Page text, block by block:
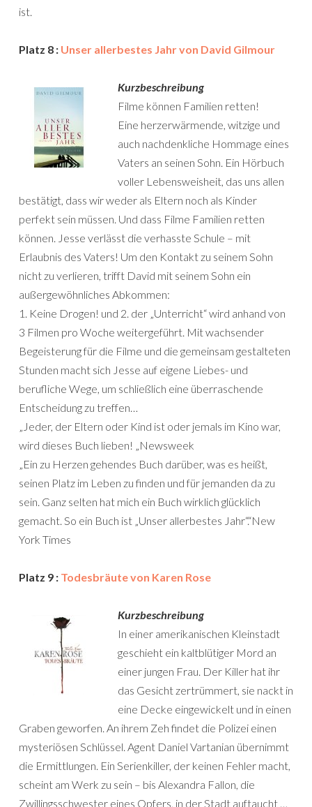
ist.
Platz 8 : Unser allerbestes Jahr von David Gilmour
Kurzbeschreibung
Filme können Familien retten!
Eine herzerwärmende, witzige und
auch nachdenkliche Hommage eines
Vaters an seinen Sohn. Ein Hörbuch
voller Lebensweisheit, das uns allen
bestätigt, dass wir weder als Eltern noch als Kinder
perfekt sein müssen. Und dass Filme Familien retten
können. Jesse verlässt die verhasste Schule – mit
Erlaubnis des Vaters! Um den Kontakt zu seinem Sohn
nicht zu verlieren, trifft David mit seinem Sohn ein
außergewöhnliches Abkommen:
1. Keine Drogen! und 2. der „Unterricht“ wird anhand von
3 Filmen pro Woche weitergeführt. Mit wachsender
Begeisterung für die Filme und die gemeinsam gestalteten
Stunden macht sich Jesse auf eigene Liebes- und
berufliche Wege, um schließlich eine überraschende
Entscheidung zu treffen…
„Jeder, der Eltern oder Kind ist oder jemals im Kino war,
wird dieses Buch lieben! „Newsweek
„Ein zu Herzen gehendes Buch darüber, was es heißt,
seinen Platz im Leben zu finden und für jemanden da zu
sein. Ganz selten hat mich ein Buch wirklich glücklich
gemacht. So ein Buch ist „Unser allerbestes Jahr“.“New
York Times
Platz 9 : Todesbräute von Karen Rose
Kurzbeschreibung
In einer amerikanischen Kleinstadt
geschieht ein kaltblütiger Mord an
einer jungen Frau. Der Killer hat ihr
das Gesicht zertrümmert, sie nackt in
eine Decke eingewickelt und in einen
Graben geworfen. An ihrem Zeh findet die Polizei einen
mysteriösen Schlüssel. Agent Daniel Vartanian übernimmt
die Ermittlungen. Ein Serienkiller, der keinen Fehler macht,
scheint am Werk zu sein – bis Alexandra Fallon, die
Zwillingsschwester eines Opfers, in der Stadt auftaucht …